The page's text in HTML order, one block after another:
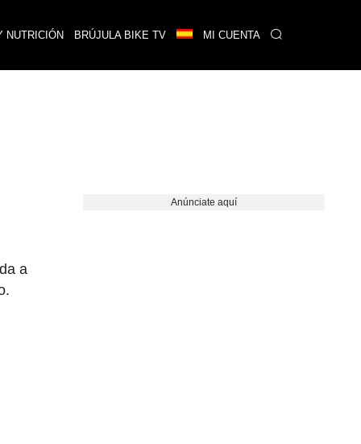
NUTRICIÓN BRÚJULA BIKE TV MI CUENTA
a
Anúnciate aquí